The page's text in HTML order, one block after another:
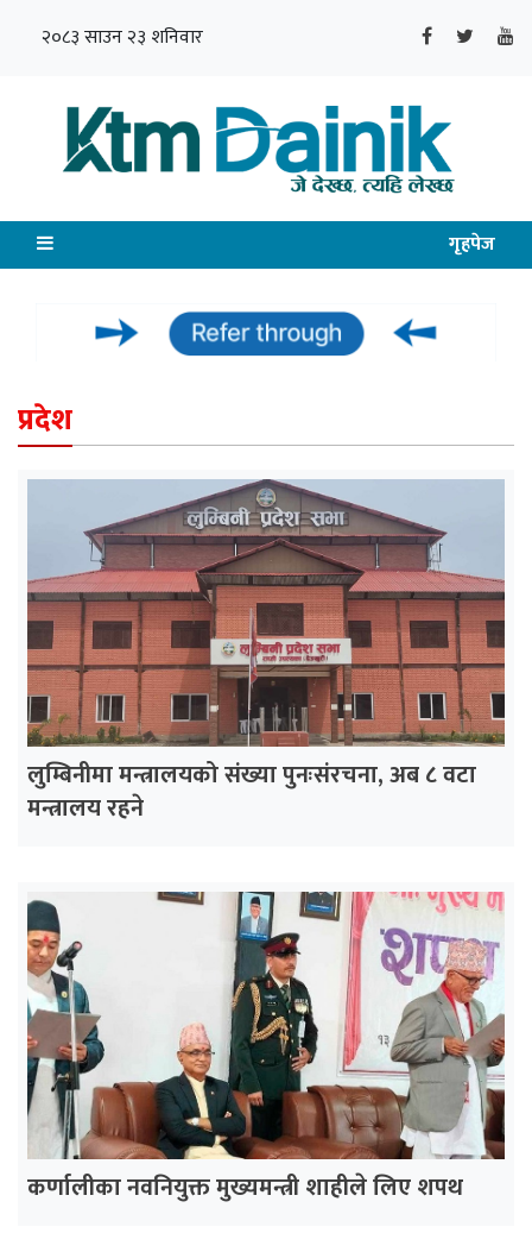
२०८३ साउन २३ शनिवार
गृहपेज
प्रदेश
लुम्बिनीमा मन्त्रालयको संख्या पुनःसंरचना, अब ८ वटा
मन्त्रालय रहने
कर्णालीका नवनियुक्त मुख्यमन्त्री शाहीले लिए शपथ